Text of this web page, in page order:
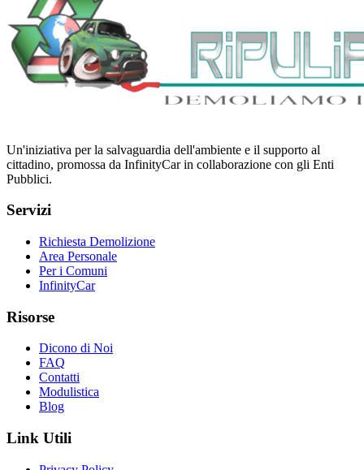
Un'iniziativa per la salvaguardia dell'ambiente e il supporto al
cittadino, promossa da InfinityCar in collaborazione con gli Enti
Pubblici.
Servizi
Richiesta Demolizione
Area Personale
Per i Comuni
InfinityCar
Risorse
Dicono di Noi
FAQ
Contatti
Modulistica
Blog
Link Utili